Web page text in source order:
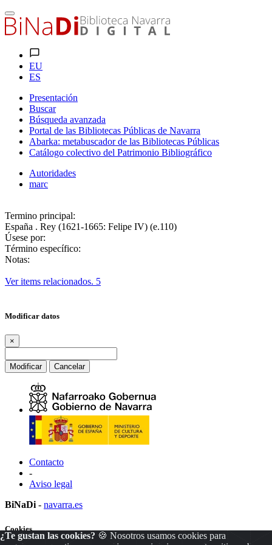
EU
ES
Presentación
Buscar
Búsqueda avanzada
Portal de las Bibliotecas Públicas de Navarra
Abarka: metabuscador de las Bibliotecas Públicas
Catálogo colectivo del Patrimonio Bibliográfico
Autoridades
marc
Termino principal:
España . Rey (1621-1665: Felipe IV) (e.110)
Úsese por:
Término específico:
Notas:
Ver items relacionados. 5
Modificar datos
×
Modificar Cancelar
Contacto
-
Aviso legal
BiNaDi - navarra.es
¿Te gustan las cookies? 🍪 Nosotros usamos cookies para
Cookies